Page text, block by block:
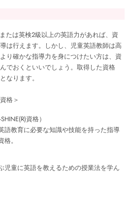
たは英検2級以上の英語力があれば、資
は行えます。しかし、児童英語教師は高
り確かな指導力を身につけたい方は、資
でおくといいでしょう。取得した資格
なります。
格＞
資格）
語教育に必要な知識や技能を持った指導
。
児童に英語を教えるための授業法を学ん